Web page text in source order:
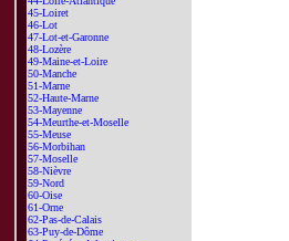
45-Loiret
46-Lot
47-Lot-et-Garonne
48-Lozère
49-Maine-et-Loire
50-Manche
51-Marne
52-Haute-Marne
53-Mayenne
54-Meurthe-et-Moselle
55-Meuse
56-Morbihan
57-Moselle
58-Nièvre
59-Nord
60-Oise
61-Orne
62-Pas-de-Calais
63-Puy-de-Dôme